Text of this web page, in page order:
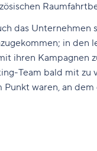
das Unternehmen
in
ihren Kampagnen
Team bald mit
Punkt waren, an